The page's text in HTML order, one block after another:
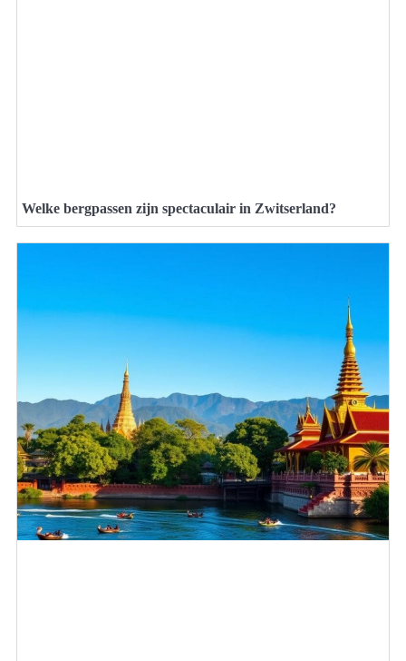
Welke bergpassen zijn spectaculair in Zwitserland?